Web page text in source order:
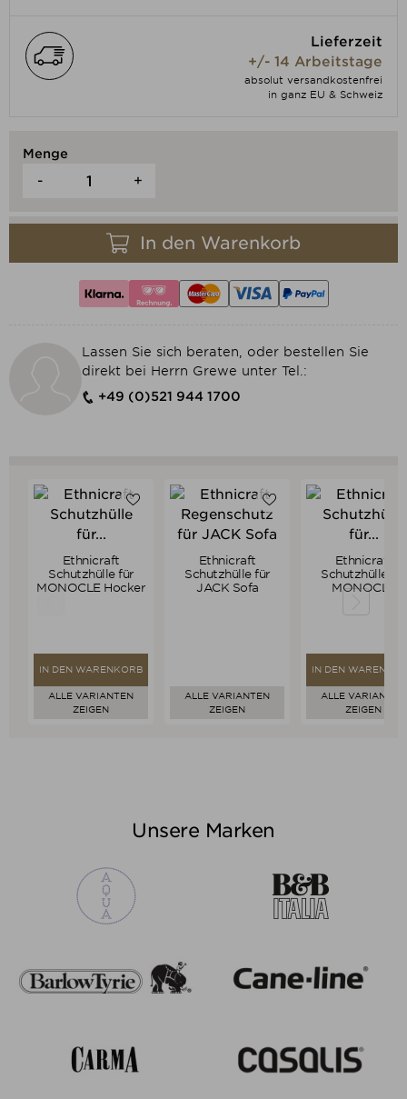
Lieferzeit
+/- 14 Arbeitstage
absolut versandkostenfrei
in ganz EU & Schweiz
Menge
- +
In den Warenkorb
Lassen Sie sich beraten, oder bestellen Sie
direkt bei Herrn Grewe unter Tel.:
+49 (0)521 944 1700
Verkaufspreis
79,00 €
Preis
75,05 €
Ethnicraft
Schutzhülle für
MONOCLE Hocker
IN DEN WARENKORB
ALLE VARIANTEN
ZEIGEN
Verkaufspreis
ab 209,00 €
Preis
198,55 €
Ethnicraft
Schutzhülle für
JACK Sofa
ALLE VARIANTEN
ZEIGEN
79,00 €
Preis
75,05 €
Ethnicraft
Schutzhülle für
MONOCLE
IN DEN
ALLE VARIANTEN
ZEIGEN
Unsere Marken